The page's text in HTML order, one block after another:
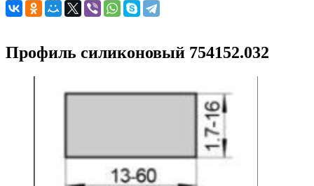
Профиль силиконовый 754152.032